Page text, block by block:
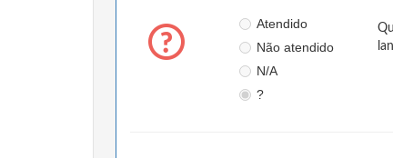
Atendido
Não atendido
N/A
?